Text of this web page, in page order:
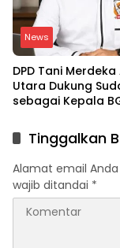
News
DPD Tani Merdeka
Utara Dukung
sebagai Kepala
Tinggalkan
Alamat email
wajib ditandai *